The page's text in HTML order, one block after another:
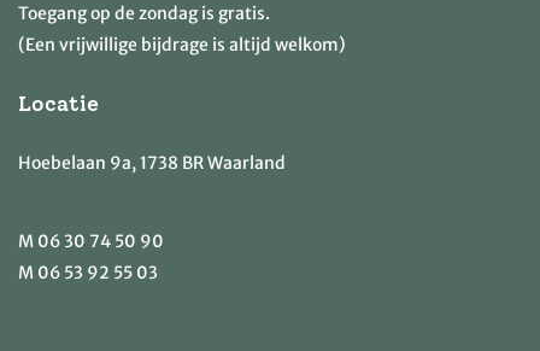
Toegang op de zondag is gratis.
(Een vrijwillige bijdrage is altijd welkom)
Locatie
Hoebelaan 9a, 1738 BR Waarland
M 06 30 74 50 90
M 06 53 92 55 03